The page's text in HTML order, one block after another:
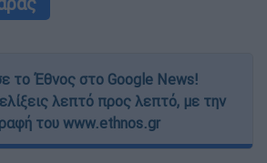
το Έθνος στο Google News!
λεπτό προς λεπτό, με την
του www.ethnos.gr